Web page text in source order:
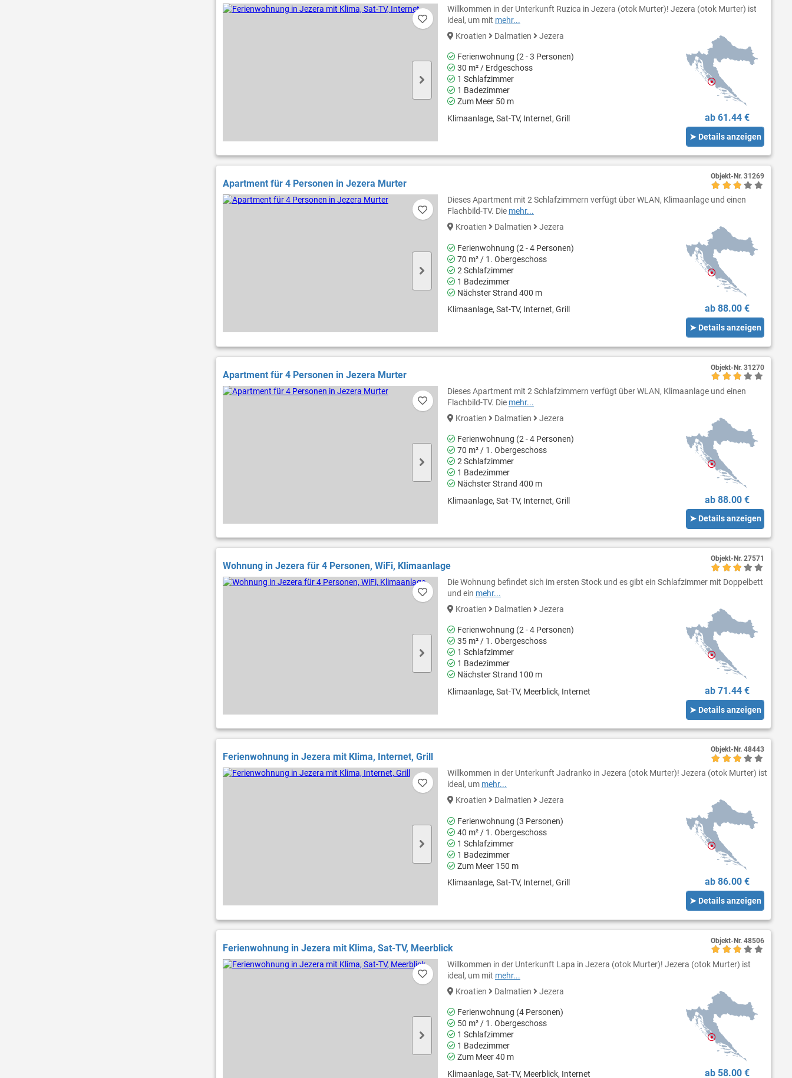
Willkommen in der Unterkunft Ruzica in Jezera (otok Murter)! Jezera (otok Murter) ist
ideal, um mit mehr...
Kroatien
Dalmatien Jezera
Ferienwohnung (2 - 3 Personen)
30 m² / Erdgeschoss
1 Schlafzimmer
1 Badezimmer
Zum Meer 50 m
Klimaanlage, Sat-TV, Internet, Grill
ab 61.44 €
➤ Details anzeigen
Apartment für 4 Personen in Jezera Murter
Dieses Apartment mit 2 Schlafzimmern verfügt über WLAN, Klimaanlage und einen
Flachbild-TV. Die mehr...
Kroatien
Dalmatien Jezera
Ferienwohnung (2 - 4 Personen)
70 m² / 1. Obergeschoss
2 Schlafzimmer
1 Badezimmer
Nächster Strand 400 m
Klimaanlage, Sat-TV, Internet, Grill
ab 88.00 €
➤ Details anzeigen
Objekt-Nr. 31269
Apartment für 4 Personen in Jezera Murter
Dieses Apartment mit 2 Schlafzimmern verfügt über WLAN, Klimaanlage und einen
Flachbild-TV. Die mehr...
Kroatien
Dalmatien Jezera
Ferienwohnung (2 - 4 Personen)
70 m² / 1. Obergeschoss
2 Schlafzimmer
1 Badezimmer
Nächster Strand 400 m
Klimaanlage, Sat-TV, Internet, Grill
ab 88.00 €
➤ Details anzeigen
Objekt-Nr. 31270
Wohnung in Jezera für 4 Personen, WiFi, Klimaanlage
Die Wohnung befindet sich im ersten Stock und es gibt ein Schlafzimmer mit Doppelbett
und ein mehr...
Kroatien
Dalmatien Jezera
Ferienwohnung (2 - 4 Personen)
35 m² / 1. Obergeschoss
1 Schlafzimmer
1 Badezimmer
Nächster Strand 100 m
Klimaanlage, Sat-TV, Meerblick, Internet
ab 71.44 €
➤ Details anzeigen
Objekt-Nr. 27571
Ferienwohnung in Jezera mit Klima, Internet, Grill
Willkommen in der Unterkunft Jadranko in Jezera (otok Murter)! Jezera (otok Murter) ist
ideal, um mehr...
Kroatien
Dalmatien Jezera
Ferienwohnung (3 Personen)
40 m² / 1. Obergeschoss
1 Schlafzimmer
1 Badezimmer
Zum Meer 150 m
Klimaanlage, Sat-TV, Internet, Grill
ab 86.00 €
➤ Details anzeigen
Objekt-Nr. 48443
Ferienwohnung in Jezera mit Klima, Sat-TV, Meerblick
Willkommen in der Unterkunft Lapa in Jezera (otok Murter)! Jezera (otok Murter) ist
ideal, um mit mehr...
Kroatien
Dalmatien Jezera
Ferienwohnung (4 Personen)
50 m² / 1. Obergeschoss
1 Schlafzimmer
1 Badezimmer
Zum Meer 40 m
Klimaanlage, Sat-TV, Meerblick, Internet
ab 58.00 €
Objekt-Nr. 48506